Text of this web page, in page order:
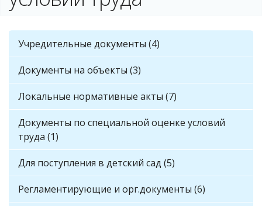
Учредительные документы (4)
Документы на объекты (3)
Локальные нормативные акты (7)
Документы по специальной оценке условий
труда (1)
Для поступления в детский сад (5)
Регламентирующие и орг.документы (6)